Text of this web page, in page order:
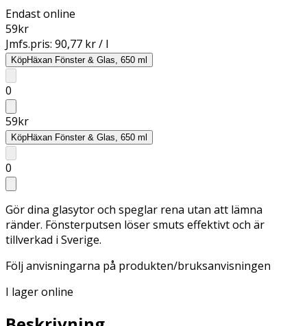
Endast online
59kr
Jmfs.pris: 90,77 kr / l
KöpHäxan Fönster & Glas, 650 ml
0
59kr
KöpHäxan Fönster & Glas, 650 ml
0
Gör dina glasytor och speglar rena utan att lämna
ränder. Fönsterputsen löser smuts effektivt och är
tillverkad i Sverige.
Följ anvisningarna på produkten/bruksanvisningen
I lager online